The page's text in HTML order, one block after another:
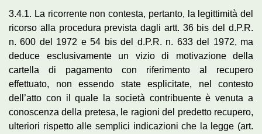
3.4.1. La ricorrente non contesta, pertanto, la legittimità del
ricorso alla procedura prevista dagli artt. 36 bis del d.P.R.
n. 600 del 1972 e 54 bis del d.P.R. n. 633 del 1972, ma
deduce esclusivamente un vizio di motivazione della
cartella di pagamento con riferimento al recupero
effettuato, non essendo state esplicitate, nel contesto
dell’atto con il quale la società contribuente è venuta a
conoscenza della pretesa, le ragioni del predetto recupero,
ulteriori rispetto alle semplici indicazioni che la legge (art.